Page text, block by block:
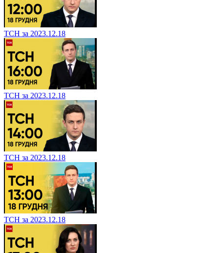
ТСН за 2023.12.18
ТСН за 2023.12.18
ТСН за 2023.12.18
ТСН за 2023.12.18